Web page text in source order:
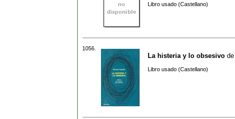
Libro usado (Castellano)
1056.
La histeria y lo obsesivo de
Libro usado (Castellano)